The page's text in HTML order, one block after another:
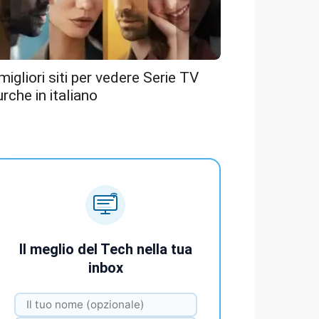
siti per vedere Serie TV
in italiano
Il meglio del Tech nella tua
inbox